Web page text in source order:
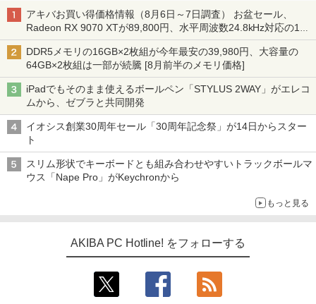
アキバお買い得価格情報（8月6日～7日調査） お盆セール、
Radeon RX 9070 XTが89,800円、水平周波数24.8kHz対応の17
型モニターが9,801円、暑さ指数連動セール ほか
DDR5メモリの16GB×2枚組が今年最安の39,980円、大容量の
64GB×2枚組は一部が続騰 [8月前半のメモリ価格]
iPadでもそのまま使えるボールペン「STYLUS 2WAY」がエレコ
ムから、ゼブラと共同開発
イオシス創業30周年セール「30周年記念祭」が14日からスター
ト
スリム形状でキーボードとも組み合わせやすいトラックボールマ
ウス「Nape Pro」がKeychronから
もっと見る
AKIBA PC Hotline! をフォローする